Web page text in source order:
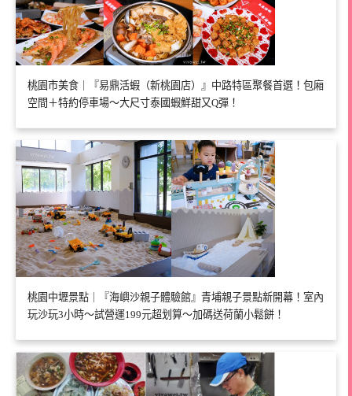
桃園市美食｜『易鼎活蝦（新桃園店）』中路特區聚餐首選！包廂
空間＋特約停車場～大尺寸泰國蝦鮮甜又Q彈！
桃園中壢景點｜『海嶼沙親子體驗館』青埔親子景點新開幕！室內
玩沙玩3小時～試營運199元超划算～加碼送荷蘭小鬆餅！